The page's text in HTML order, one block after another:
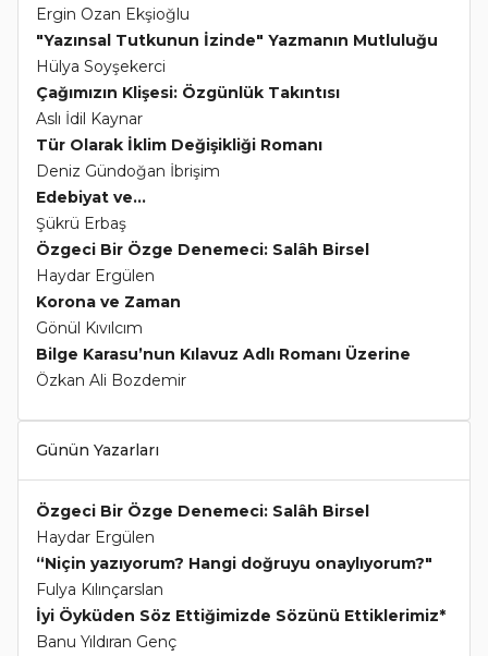
Ergin Ozan Ekşioğlu
"Yazınsal Tutkunun İzinde" Yazmanın Mutluluğu
Hülya Soyşekerci
Çağımızın Klişesi: Özgünlük Takıntısı
Aslı İdil Kaynar
Tür Olarak İklim Değişikliği Romanı
Deniz Gündoğan İbrişim
Edebiyat ve...
Şükrü Erbaş
Özgeci Bir Özge Denemeci: Salâh Birsel
Haydar Ergülen
Korona ve Zaman
Gönül Kıvılcım
Bilge Karasu’nun Kılavuz Adlı Romanı Üzerine
Özkan Ali Bozdemir
Günün Yazarları
Özgeci Bir Özge Denemeci: Salâh Birsel
Haydar Ergülen
“Niçin yazıyorum? Hangi doğruyu onaylıyorum?"
Fulya Kılınçarslan
İyi Öyküden Söz Ettiğimizde Sözünü Ettiklerimiz*
Banu Yıldıran Genç